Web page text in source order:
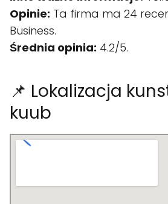
Opinie: Ta firma ma 24
Business.
Średnia opinia: 4.2/5.
📌 Lokalizacja
kuub